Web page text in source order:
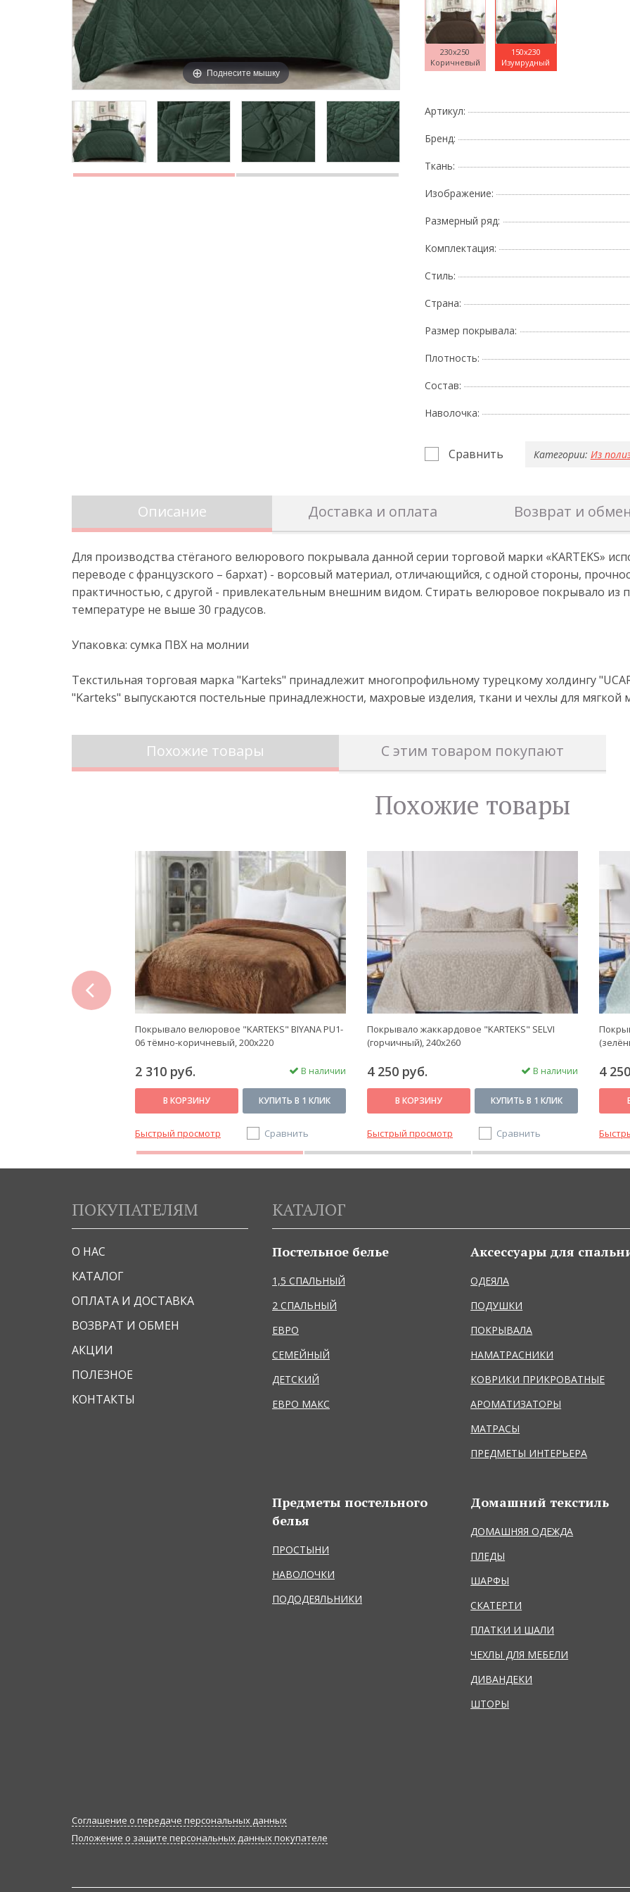
Поднесите мышку Поднесите мышку
230x250
Коричневый
150x230
Изумрудный
Артикул:
Бренд:
Ткань:
Изображение:
Размерный ряд:
Комплектация:
Стиль:
Страна:
Размер покрывала:
Плотность:
Состав:
Наволочка:
Сравнить Категории: Из
Описание Доставка и оплата Возврат и обмен
Для производства стёганого велюрового покрывала данной серии торговой марки «KARTEKS»
переводе с французского – бархат) - ворсовый материал, отличающийся, с одной стороны,
практичностью, с другой - привлекательным внешним видом. Стирать велюровое покрывало из
температуре не выше 30 градусов.
Упаковка: сумка ПВХ на молнии
Текстильная торговая марка "Karteks" принадлежит многопрофильному турецкому холдингу
"Karteks" выпускаются постельные принадлежности, махровые изделия, ткани и чехлы для мягкой
Похожие товары С этим товаром покупают
Похожие товары
Покрывало велюровое "KARTEKS" BIYANA PU1-
06 тёмно-коричневый, 200х220
2 310 руб. В наличии
В КОРЗИНУ КУПИТЬ В 1 КЛИК
Быстрый просмотр Сравнить
Покрывало жаккардовое "KARTEKS" SELVI
(горчичный), 240х260
4 250 руб. В наличии
В КОРЗИНУ КУПИТЬ В 1 КЛИК
Быстрый просмотр Сравнить
4
ПОКУПАТЕЛЯМ
О НАС
КАТАЛОГ
ОПЛАТА И ДОСТАВКА
ВОЗВРАТ И ОБМЕН
АКЦИИ
ПОЛЕЗНОЕ
КОНТАКТЫ
КАТАЛОГ
Постельное белье
1,5 СПАЛЬНЫЙ
2 СПАЛЬНЫЙ
ЕВРО
СЕМЕЙНЫЙ
ДЕТСКИЙ
ЕВРО МАКС
Аксессуары для
ОДЕЯЛА
ПОДУШКИ
ПОКРЫВАЛА
НАМАТРАСНИКИ
КОВРИКИ ПРИКРОВАТНЫЕ
АРОМАТИЗАТОРЫ
МАТРАСЫ
ПРЕДМЕТЫ ИНТЕРЬЕРА
Предметы постельного
белья
ПРОСТЫНИ
НАВОЛОЧКИ
ПОДОДЕЯЛЬНИКИ
Домашний текстиль
ДОМАШНЯЯ ОДЕЖДА
ПЛЕДЫ
ШАРФЫ
СКАТЕРТИ
ПЛАТКИ И ШАЛИ
ЧЕХЛЫ ДЛЯ МЕБЕЛИ
ДИВАНДЕКИ
ШТОРЫ
Соглашение о передаче персональных данных
Положение о защите персональных данных покупателе